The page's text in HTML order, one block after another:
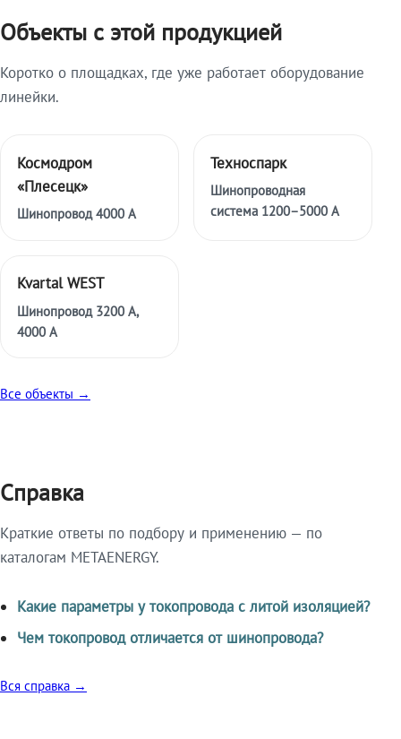
Объекты с этой продукцией
Коротко о площадках, где уже работает оборудование
линейки.
Космодром
«Плесецк»
Шинопровод 4000 А
Техноспарк
Шинопроводная
система 1200–5000 А
Kvartal WEST
Шинопровод 3200 А,
4000 А
Все объекты →
Справка
Краткие ответы по подбору и применению — по
каталогам METAENERGY.
Какие параметры у токопровода с литой изоляцией?
Чем токопровод отличается от шинопровода?
Вся справка →